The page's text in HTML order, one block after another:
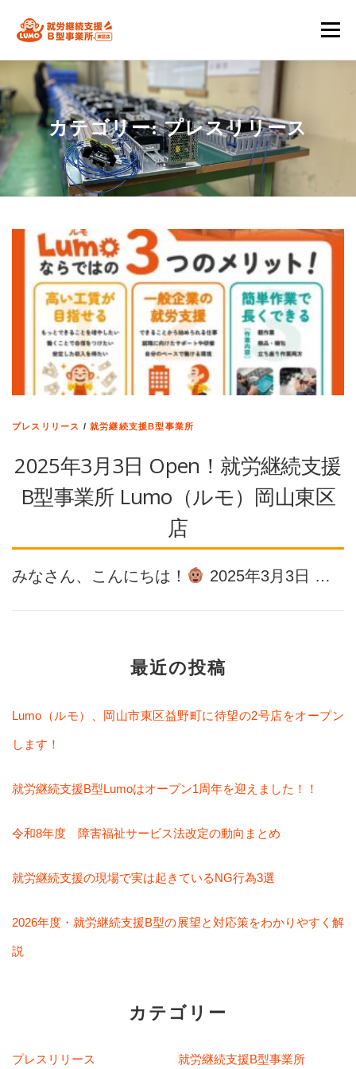
テ
ン
ツ
へ
ス
メニ
私たちの強み 通所を検討中の方へ
スタッフ一覧 会社情報 ブログ
お問い合わせ
カテゴリー:プレスリリース
プレスリリース /就労継続支援B型事業所
2025年3月3日 Open！就労継続支援
B型事業所 Lumo（ルモ）岡山東区
店
みなさん、こんにちは！ 2025年3月3日 …
最近の投稿
Lumo（ルモ）、岡山市東区益野町に待望の2号店をオープン
します！
就労継続支援B型Lumoはオープン1周年を迎えました！！
令和8年度 障害福祉サービス法改定の動向まとめ
就労継続支援の現場で実は起きているNG行為3選
2026年度・就労継続支援B型の展望と対応策をわかりやすく解
説
カテゴリー
プレスリリース 就労継続支援B型事業所